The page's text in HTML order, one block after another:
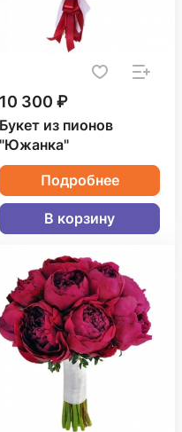
10 300 ₽
Букет из пионов
"Южанка"
Подробнее
В корзину